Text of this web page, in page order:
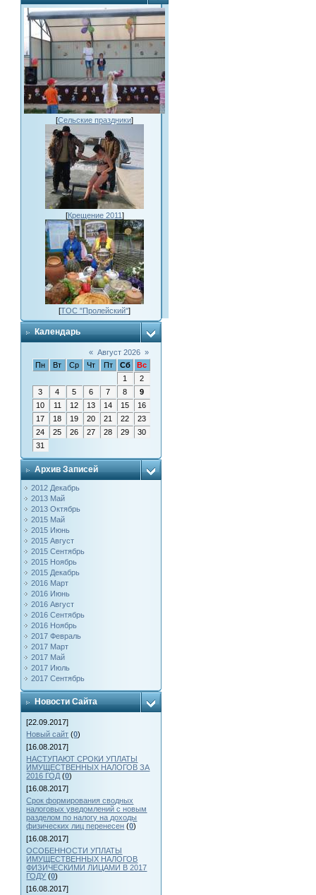
[Сельские праздники]
[Крещение 2011 ]
[ТОС "Пролейский"]
Календарь
« Август 2026 »
Пн
Вт Ср Чт Пт Сб
Вс
1
2
3
4 5 6 7 8
9
10
11 12 13 14 15
16
17
18 19 20 21 22
23
24
25 26 27 28 29
30
31
Архив Записей
2012 Декабрь
2013 Май
2013 Октябрь
2015 Май
2015 Июнь
2015 Август
2015 Сентябрь
2015 Ноябрь
2015 Декабрь
2016 Март
2016 Июнь
2016 Август
2016 Сентябрь
2016 Ноябрь
2017 Февраль
2017 Март
2017 Май
2017 Июль
2017 Сентябрь
Новости Сайта
[22.09.2017]
Новый сайт (0)
[16.08.2017]
НАСТУПАЮТ СРОКИ УПЛАТЫ
ИМУЩЕСТВЕННЫХ НАЛОГОВ ЗА
2016 ГОД (0)
[16.08.2017]
Срок формирования сводных
налоговых уведомлений с новым
разделом по налогу на доходы
физических лиц перенесен (0)
[16.08.2017]
ОСОБЕННОСТИ УПЛАТЫ
ИМУЩЕСТВЕННЫХ НАЛОГОВ
ФИЗИЧЕСКИМИ ЛИЦАМИ В 2017
ГОДУ (0)
[16.08.2017]